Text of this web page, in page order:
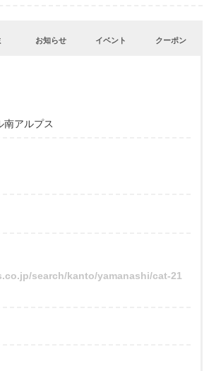
お知らせ イベント クーポン
南アルプス
search/kanto/yamanashi/cat-21